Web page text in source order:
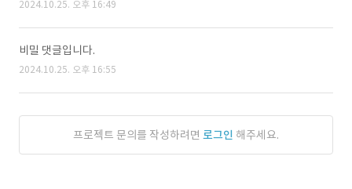
2024.10.25. 오후 16:49
비밀 댓글입니다.
2024.10.25. 오후 16:55
프로젝트 문의를 작성하려면 로그인 해주세요.